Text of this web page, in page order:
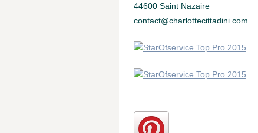
44600 Saint Nazaire
contact@charlottecittadini.com